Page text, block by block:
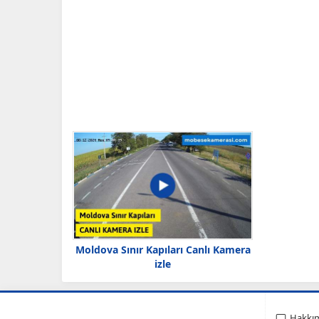
Moldova Sınır Kapıları Canlı Kamera
izle